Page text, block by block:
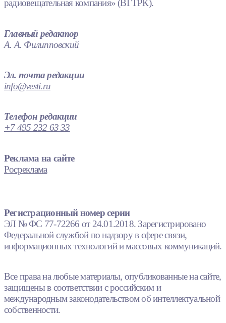
радиовещательная компания» (ВГТРК).
Главный редактор
А. А. Филипповский
Эл. почта редакции
info@vesti.ru
Телефон редакции
+7 495 232 63 33
Реклама на сайте
Росреклама
Регистрационный номер серии
ЭЛ № ФС 77-72266 от 24.01.2018. Зарегистрировано
Федеральной службой по надзору в сфере связи,
информационных технологий и массовых коммуникаций.
Все права на любые материалы, опубликованные на сайте,
защищены в соответствии с российским и
международным законодательством об интеллектуальной
собственности.